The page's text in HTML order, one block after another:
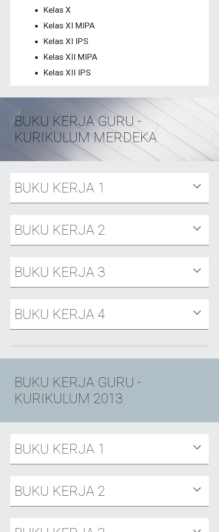
KelasX
KelasXI MIPA
KelasXI IPS
KelasXII MIPA
KelasXII IPS
BUKU KERJA GURU -
KURIKULUM MERDEKA
BUKU KERJA 1
BUKU KERJA 2
BUKU KERJA 3
BUKU KERJA4
BUKU KERJA GURU -
KURIKULUM 2013
BUKU KERJA 1
BUKU KERJA 2